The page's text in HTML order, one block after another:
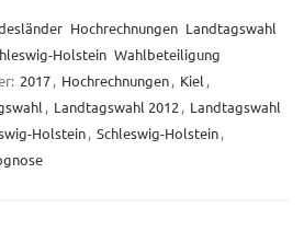
Hochrechnungen Landtagswahl
Holstein Wahlbeteiligung
2017, Hochrechnungen, Kiel ,
, Landtagswahl 2012 , Landtagswahl
Holstein, Schleswig-Holstein,